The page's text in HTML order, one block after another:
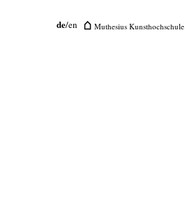
de/en Muthesius Kunsthochschule